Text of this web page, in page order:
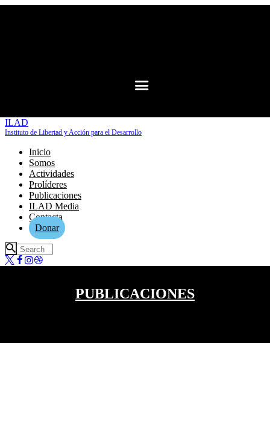
ILAD
Instituto de Libertad y Acción para el Desarrollo
Inicio
Somos
Actividades
Prolíderes
Publicaciones
ILAD Media
Contacta
Donar
PUBLICACIONES